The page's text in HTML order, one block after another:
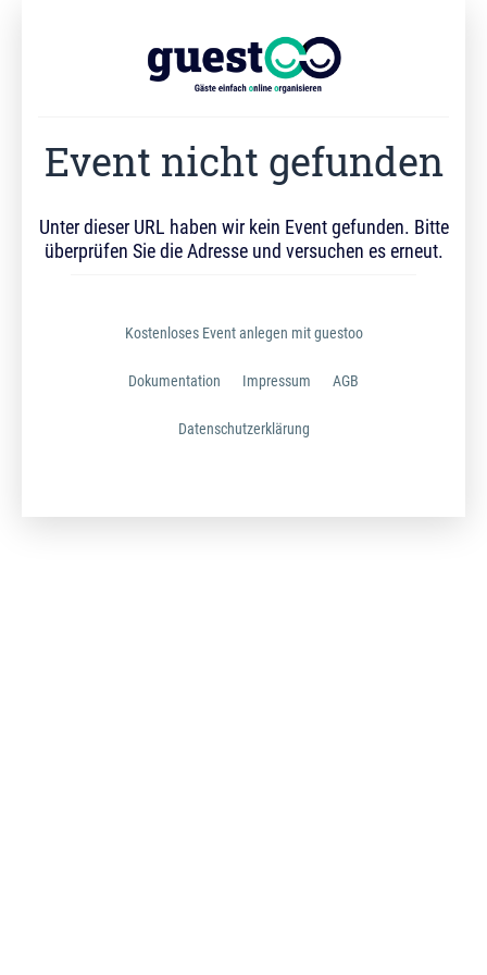
Event nicht gefunden
Unter dieser URL haben wir kein Event gefunden. Bitte
überprüfen Sie die Adresse und versuchen es erneut.
Kostenloses Event anlegen mit guestoo
Dokumentation Impressum AGB
Datenschutzerklärung